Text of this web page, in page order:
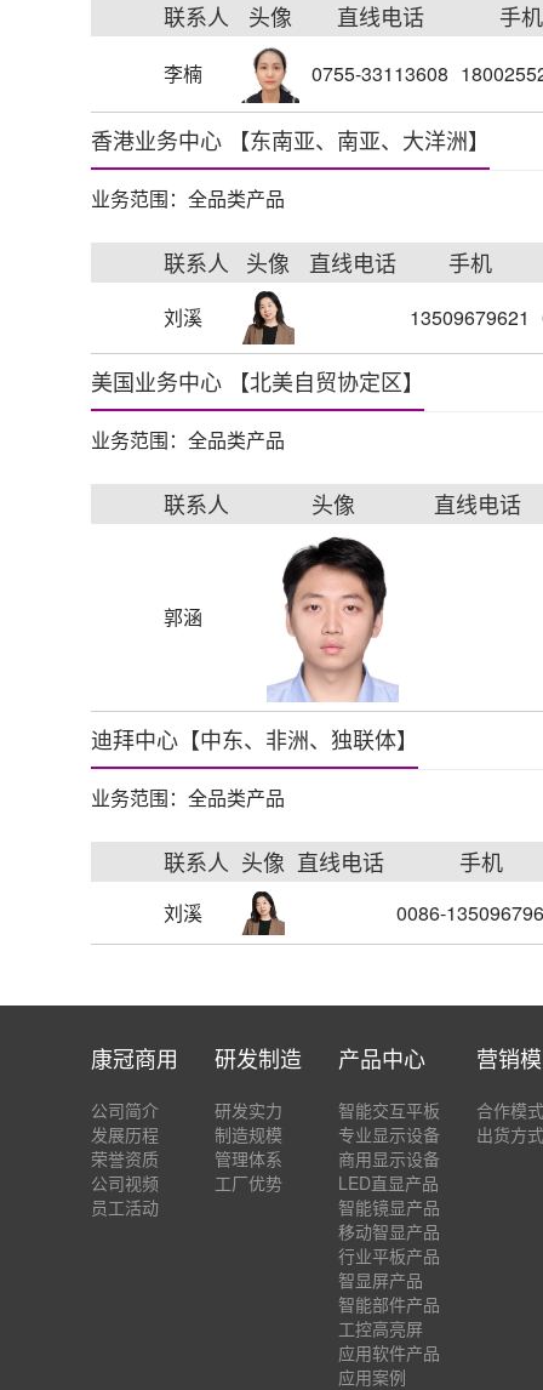
联系人 头像 直线电话 手机
李楠 0755-33113608
香港业务中心 【东南亚、南亚、大洋洲】
业务范围：全品类产品
联系人 头像 直线电话 手机
刘溪 13509679621
美国业务中心 【北美自贸协定区】
业务范围：全品类产品
联系人 头像 直线电话
郭涵
迪拜中心【中东、非洲、独联体】
业务范围：全品类产品
联系人 头像 直线电话 手机
刘溪 0086-
康冠商用
公司简介
发展历程
荣誉资质
公司视频
员工活动
研发制造
研发实力
制造规模
管理体系
工厂优势
产品中心
智能交互平板
专业显示设备
商用显示设备
LED直显产品
智能镜显产品
移动智显产品
行业平板产品
智显屏产品
智能部件产品
工控高亮屏
应用软件产品
应用案例
营销
合作模式
出货方式